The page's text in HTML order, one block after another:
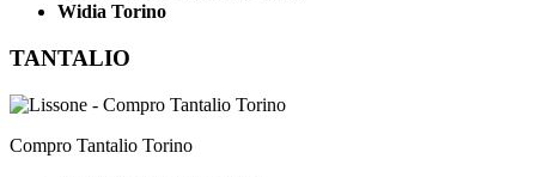
Widia Torino
TANTALIO
Compro Tantalio Torino